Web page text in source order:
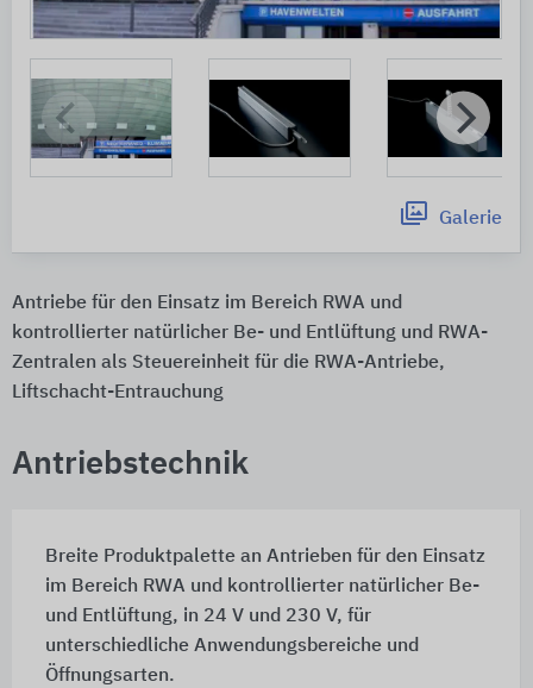
Galerie
Antriebe für den Einsatz im Bereich RWA und
kontrollierter natürlicher Be- und Entlüftung und RWA-
Zentralen als Steuereinheit für die RWA-Antriebe,
Liftschacht-Entrauchung
Antriebstechnik
Breite Produktpalette an Antrieben für den Einsatz
im Bereich RWA und kontrollierter natürlicher Be-
und Entlüftung, in 24 V und 230 V, für
unterschiedliche Anwendungsbereiche und
Öffnungsarten.